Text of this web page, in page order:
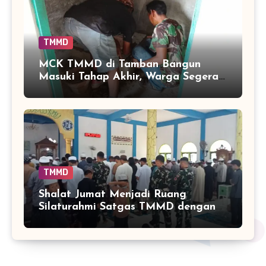
TMMD
MCK TMMD di Tamban Bangun
Masuki Tahap Akhir, Warga Segera
Nikmati Fasilitas Sanitasi yang
Lebih Layak
TMMD
Shalat Jumat Menjadi Ruang
Silaturahmi Satgas TMMD dengan
Warga Tamban Bangun